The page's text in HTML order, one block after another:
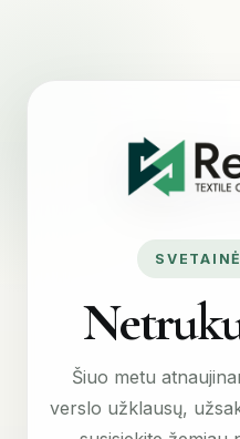
Šiuo metu
verslo užklausų,